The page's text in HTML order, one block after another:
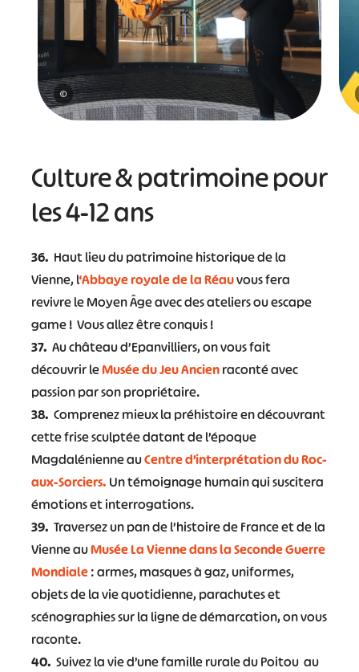
©
Culture & patrimoine pour
les 4-12 ans
36. Haut lieu du patrimoine historique de la
Vienne, l‘Abbaye royale de la Réauvous fera
revivre le Moyen Âge avec des ateliers ou escape
game ! Vous allez être conquis !
37. Au château d’Epanvilliers, on vous fait
découvrir leMusée du Jeu Ancienraconté avec
passion par son propriétaire.
38. Comprenez mieux la préhistoire en découvrant
cette frise sculptée datant de l’époque
Magdalénienne auCentre d’interprétation du Roc-
aux-Sorciers. Un témoignage humain qui suscitera
émotions et interrogations.
39. Traversez un pan de l’histoire de France et de la
Vienne auMusée La Vienne dans la Seconde Guerre
Mondiale: armes, masques à gaz, uniformes,
objets de la vie quotidienne, parachutes et
scénographies sur la ligne de démarcation, on vous
raconte.
40. Suivez la vie d’une famille rurale du Poitou au